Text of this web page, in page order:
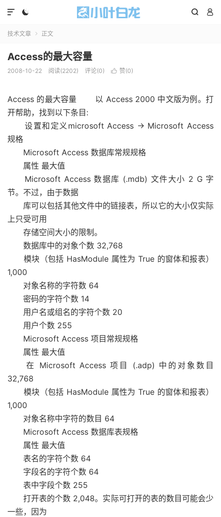
  

技术文章  正文
Access的最大容量
2008-10-22 阅读(2202) 评论(0)  赞(0)
Access 的最大容量 以 Access 2000 中文版为例。打
开帮助，找到以下条目:
设置和定义microsoft Access -> Microsoft Access
规格
Microsoft Access 数据库常规规格
属性 最大值
Microsoft Access 数据库 (.mdb) 文件大小 2 G 字
节。不过，由于数据
库可以包括其他文件中的链接表，所以它的大小仅实际
上只受可用
存储空间大小的限制。
数据库中的对象个数 32,768
模块（包括 HasModule 属性为 True 的窗体和报表）
1,000
对象名称的字符数 64
密码的字符个数 14
用户名或组名的字符个数 20
用户个数 255
Microsoft Access 项目常规规格
属性 最大值
在 Microsoft Access 项目 (.adp) 中的对象数目
32,768
模块（包括 HasModule 属性为 True 的窗体和报表）
1,000
对象名称中字符的数目 64
Microsoft Access 数据库表规格
属性 最大值
表名的字符个数 64
字段名的字符个数 64
表中字段个数 255
打开表的个数 2,048。实际可打开的表的数目可能会少
一些，因为